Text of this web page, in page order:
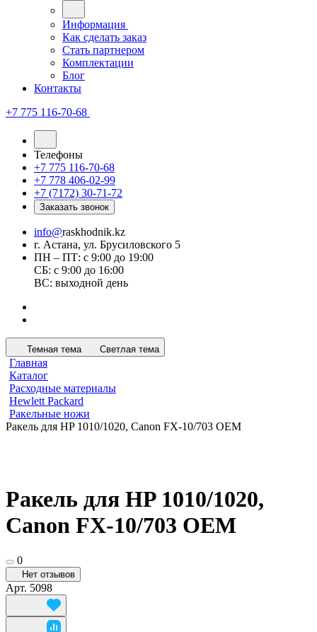
Информация
Как сделать заказ
Стать партнером
Комплектации
Блог
Контакты
+7 775 116-70-68
Телефоны
+7 775 116-70-68
+7 778 406-02-99
+7 (7172) 30-71-72
Заказать звонок
info@raskhodnik.kz
г. Астана, ул. Брусиловского 5
ПН – ПТ: с 9:00 до 19:00
СБ: с 9:00 до 16:00
ВС: выходной день
Темная тема Светлая тема
Главная
Каталог
Расходные материалы
Hewlett Packard
Ракельные ножи
Ракель для HP 1010/1020, Canon FX-10/703 OEM
Ракель для HP 1010/1020,
Canon FX-10/703 OEM
0
Нет отзывов
Арт. 5098